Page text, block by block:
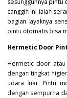
canggih ini ialah
bagian layaknya
pintu otomatis bisa
Hermetic Door
Hermetic door atau
dengan tingkat
udara luar. Pintu
dengan sempurna